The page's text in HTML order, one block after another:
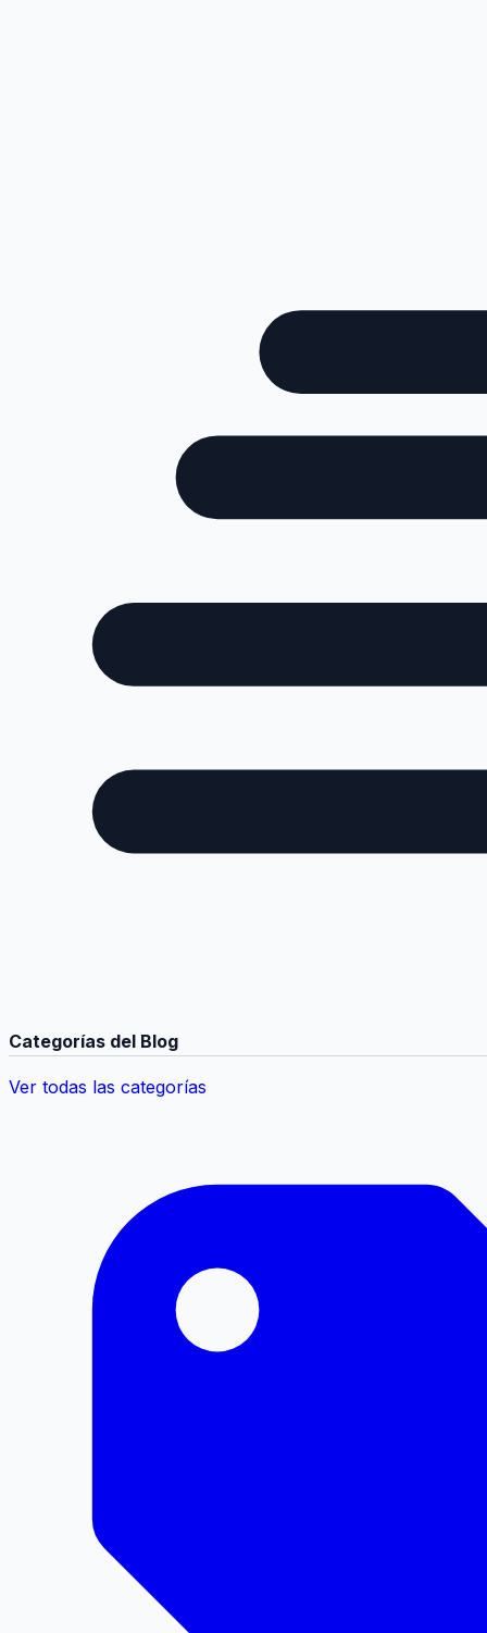
Categorías del Blog
Ver todas las categorías